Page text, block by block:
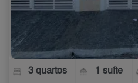
3 quartos 1 suíte